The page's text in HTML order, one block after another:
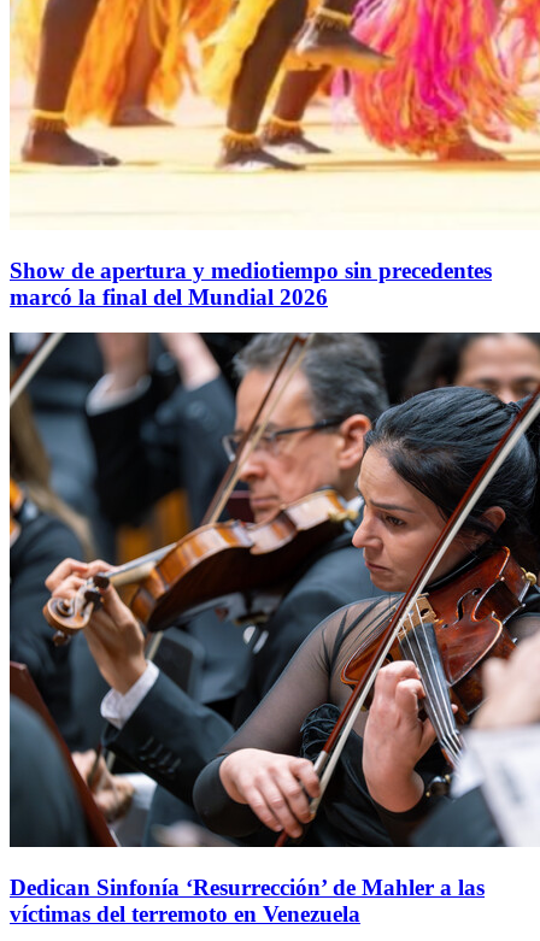
Show de apertura y mediotiempo sin precedentes
marcó la final del Mundial 2026
Dedican Sinfonía ‘Resurrección’ de Mahler a las
víctimas del terremoto en Venezuela